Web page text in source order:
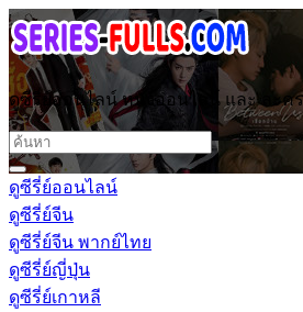
ดูซีรี่ย์ออนไลน์ หนังออนไลน์ และ ละค
ดูซีรี่ย์ออนไลน์
ดูซีรี่ย์จีน
ดูซีรี่ย์จีน พากย์ไทย
ดูซีรี่ย์ญี่ปุ่น
ดูซีรี่ย์เกาหลี